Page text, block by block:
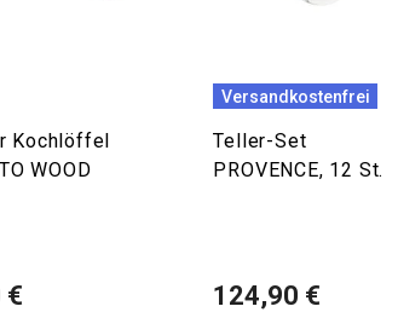
Kochlöffel
WOOD
€
Versandkostenfrei
Teller-Set
PROVENCE, 12 St.
124,90 €